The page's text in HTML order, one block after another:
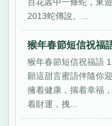
2013蛇傳說。...
猴年春節短信祝福
猴年春節短信祝福語
願這甜言蜜語伴隨你
擁着健康，揣着幸福
着財運，拽...